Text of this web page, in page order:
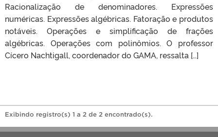
Racionalização de denominadores. Expressões
numéricas. Expressões algébricas. Fatoração e produtos
notáveis. Operações e simplificação de frações
algébricas. Operações com polinômios. O professor
Cícero Nachtigall, coordenador do GAMA, ressalta […]
Exibindo registro(s) 1 a 2 de 2 encontrado(s).